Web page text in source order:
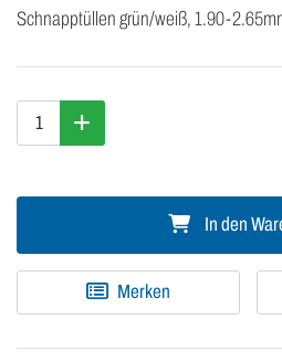
Schnapptüllen grün/weiß, 1.90-
In den
Merken